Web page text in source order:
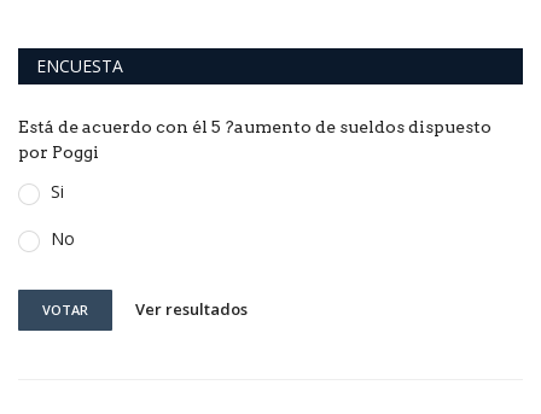
ENCUESTA
Está de acuerdo con él 5 ?aumento de sueldos dispuesto
por Poggi
Si
No
VOTAR Ver resultados